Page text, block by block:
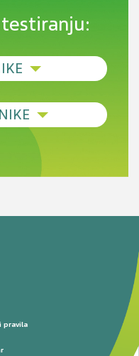
spolne
–
pravila